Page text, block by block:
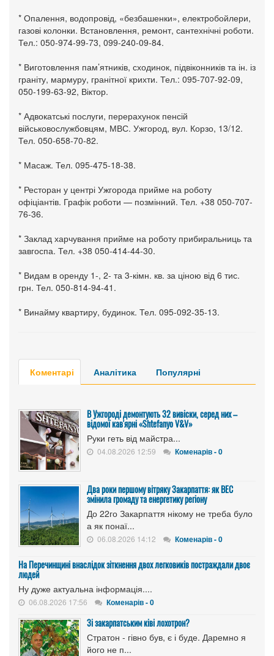
* Опалення, водопровід, «безбашенки», електробойлери,
газові колонки. Встановлення, ремонт, сантехнічні роботи.
Тел.: 050-974-99-73, 099-240-09-84.
* Виготовлення пам’ятників, сходинок, підвіконників та ін. із
граніту, мармуру, гранітної крихти. Тел.: 095-707-92-09,
050-199-63-92, Віктор.
* Адвокатські послуги, перерахунок пенсій
військовослужбовцям, МВС. Ужгород, вул. Корзо, 13/12.
Тел. 050-658-70-82.
* Масаж. Тел. 095-475-18-38.
* Ресторан у центрі Ужгорода прийме на роботу
офіціантів. Графік роботи — позмінний. Тел. +38 050-707-
76-36.
* Заклад харчування прийме на роботу прибиральниць та
завгоспа. Тел. +38 050-414-44-30.
* Видам в оренду 1-, 2- та 3-кімн. кв. за ціною від 6 тис.
грн. Тел. 050-814-94-41.
* Винайму квартиру, будинок. Тел. 095-092-35-13.
Коментарі Аналітика Популярні
В Ужгороді демонтують 32 вивіски, серед них –
відомої кав'ярні «Shtefanyo V&V»
Руки геть від майстра...
04.08.2026 12:59 Коменарів - 0
Два роки першому вітряку Закарпаття: як ВЕС
змінила громаду та енергетику регіону
До 22го Закарпаття нікому не треба було
а як понаї...
06.08.2026 14:12 Коменарів - 0
На Перечинщині внаслідок зіткнення двох легковиків постраждали двоє
людей
Ну дуже актуальна інформація....
06.08.2026 17:56 Коменарів - 0
Зі закарпатським ківі лохотрон?
Стратон - гівно був, є і буде. Даремно я
його не п...